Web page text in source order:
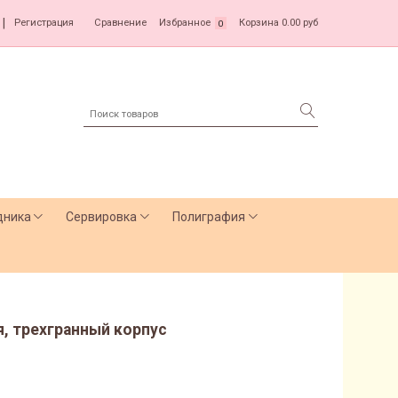
Регистрация Сравнение Избранное 0 Корзина 0.00 руб
Сервировка Полиграфия
трехгранный корпус